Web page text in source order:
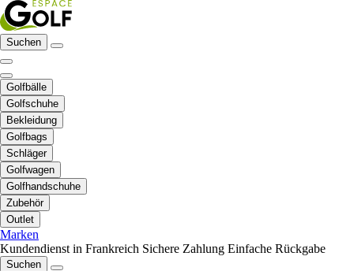
Suchen
Golfbälle
Golfschuhe
Bekleidung
Golfbags
Schläger
Golfwagen
Golfhandschuhe
Zubehör
Outlet
Marken
Kundendienst in Frankreich Sichere Zahlung Einfache Rückgabe
Suchen